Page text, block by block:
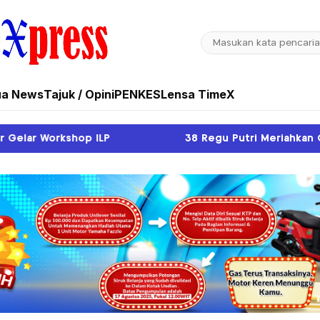
NewsTajuk / OpiniPENKESLensa TimeX
38 Regu Putri Meriahkan Gerak Jalan Kreasi HUT